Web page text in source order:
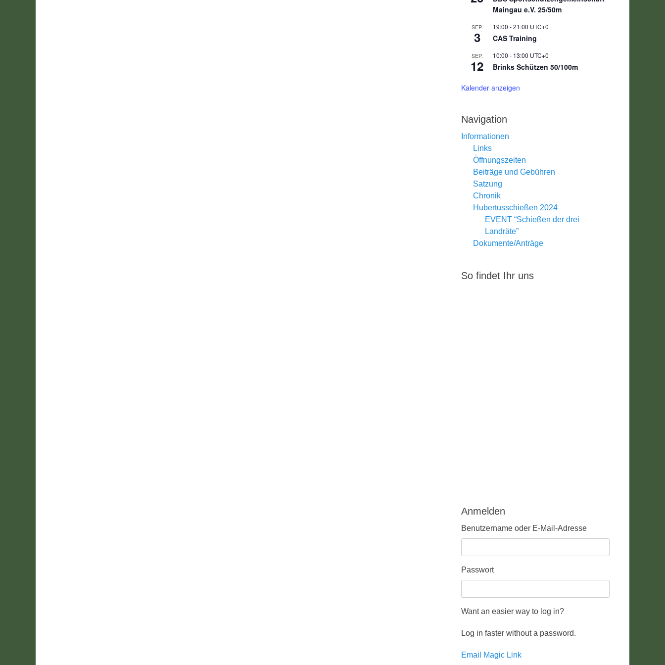
Maingau e.V. 25/50m
SEP.
3
19:00 -21:00 UTC+0
CAS Training
SEP.
12
10:00 - 13:00 UTC+0
Brinks Schützen 50/100m
Kalender anzeigen
Navigation
Informationen
Links
Öffnungszeiten
Beiträge und Gebühren
Satzung
Chronik
Hubertusschießen 2024
EVENT “Schießen der drei
Landräte”
Dokumente/Anträge
So findet Ihr uns
Anmelden
Benutzername oder E-Mail-Adresse
Passwort
Want an easier way to log in?
Log in faster without a password.
Email Magic Link